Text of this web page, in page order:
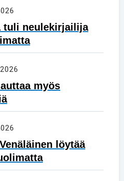
tuli neulekirjailija
myös
löytää